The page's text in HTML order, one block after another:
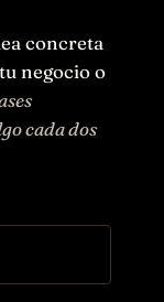
concreta
negocio o
cada dos